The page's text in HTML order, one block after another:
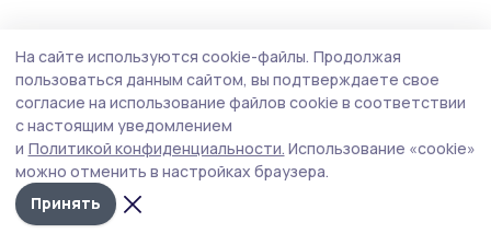
Коллективы Никифоровского округа
присоединяются ко Дню
благотворительного труда
Перечислить однодневный заработок готовы аграрии и
работники культуры Никифоровского муниципального
округа. Собранные средства пойдут на поддержку
российских военных, участвующих в СВО.
На сайте используются cookie-файлы. Продолжая
пользоваться данным сайтом, вы подтверждаете свое
согласие на использование файлов cookie в соответствии
с настоящим уведомлением
и Политикой конфиденциальности. Использование «cookie»
можно отменить в настройках браузера.
Принять